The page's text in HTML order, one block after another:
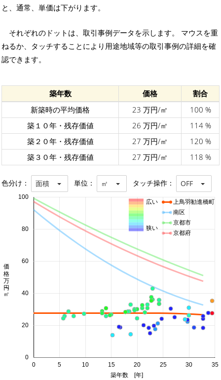
と、通常、単価は下がります。
それぞれのドットは、取引事例データを示します。 マウスを重
ねるか、タッチすることにより用途地域等の取引事例の詳細を確
認できます。
築年数 価格
割合
新築時の平均価格
23 万円/㎡
100 %
築１０年・残存価値
26 万円/㎡
114 %
築２０年・残存価値
27 万円/㎡
120 %
築３０年・残存価値
27 万円/㎡ 118 %
色分け： 面積 単位： ㎡ タッチ操作： OFF
0 5 10 15 20 25 30 35
0
20
40
60
80
100
築年数 [年]
価格 万円/㎡
上鳥羽勧進橋町
南区
京都市
京都府
広い
狭い